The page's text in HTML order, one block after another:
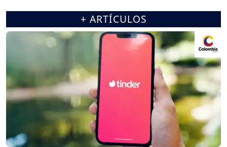
+ ARTÍCULOS